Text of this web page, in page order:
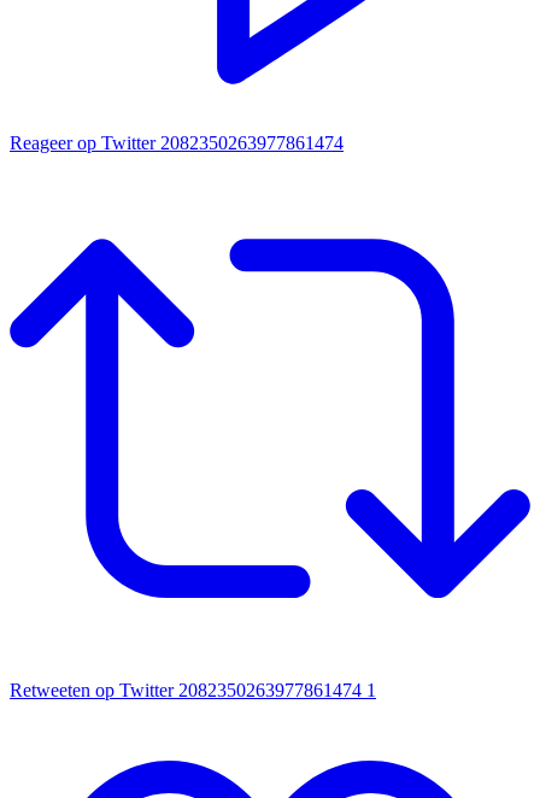
Reageer op Twitter 2082350263977861474
Retweeten op Twitter 2082350263977861474 1